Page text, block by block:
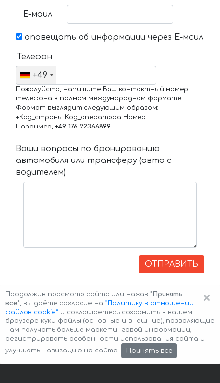
Е-маил
оповещать об информации через Е-маил
Телефон
+49
Пожалуйста, напишите Ваш контактный номер
телефона в полном международном формате.
Формат выглядит следующим образом:
+Код_страны Код_оператора Номер
Например, +49 176 22366899
Ваши вопросы по бронированию
автомобиля или трансферу (авто с
водителем)
ОТПРАВИТЬ
Авторские права © 2026 Авто-Аренда Cookie Policy
×
Продолжив просмотр сайта или нажав "Принять
все", вы даёте согласие на ”Политику в отношении
файлов cookie” и соглашаетесь сохранить в вашем
браузере куки-файлы (основные и внешние), позволяющие
нам получать больше маркетинговой информации,
регистрировать особенности использования сайта и
улучшать навигацию на сайте.
Принять все